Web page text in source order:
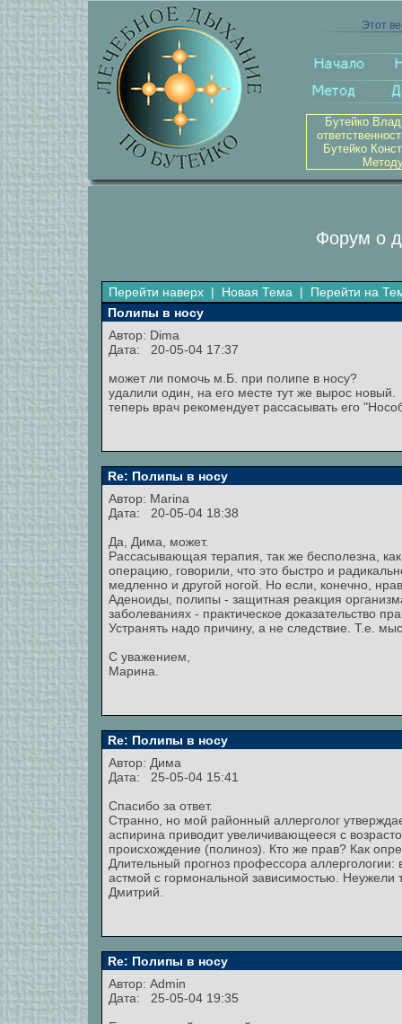
Этот
Бутейко
Бутейко
Форум о
Перейти наверх | Новая Тема | Перейти на
Полипы в носу
Автор: Dima
Дата: 20-05-04 17:37
может ли помочь м.Б. при полипе в носу?
удалили один, на его месте тут же вырос новый.
теперь врач рекомендует рассасывать его
Re: Полипы в носу
Автор: Marina
Дата: 20-05-04 18:38
Да, Дима, может.
Рассасывающая терапия, так же бесполезна,
операцию, говорили, что это быстро и
медленно и другой ногой. Но если, конечно,
Аденоиды, полипы - защитная реакция
заболеваниях - практическое доказательство
Устранять надо причину, а не следствие. Т.е.
С уважением,
Марина.
Re: Полипы в носу
Автор: Дима
Дата: 25-05-04 15:41
Спасибо за ответ.
Странно, но мой районный аллерголог
аспирина приводит увеличивающееся с
происхождение (полиноз). Кто же прав? Как
Длительный прогноз профессора аллергологии:
астмой с гормональной зависимостью. Неужели
Дмитрий.
Re: Полипы в носу
Автор: Admin
Дата: 25-05-04 19:35